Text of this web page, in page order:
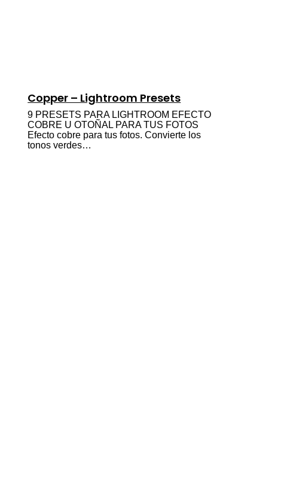
Copper – Lightroom Presets
9 PRESETS PARA LIGHTROOM EFECTO
COBRE U OTOÑAL PARA TUS FOTOS
Efecto cobre para tus fotos. Convierte los
tonos verdes…